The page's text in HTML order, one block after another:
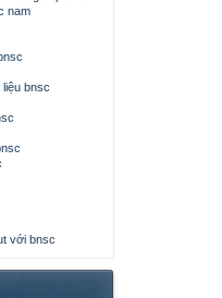
nam
bnsc
với bnsc